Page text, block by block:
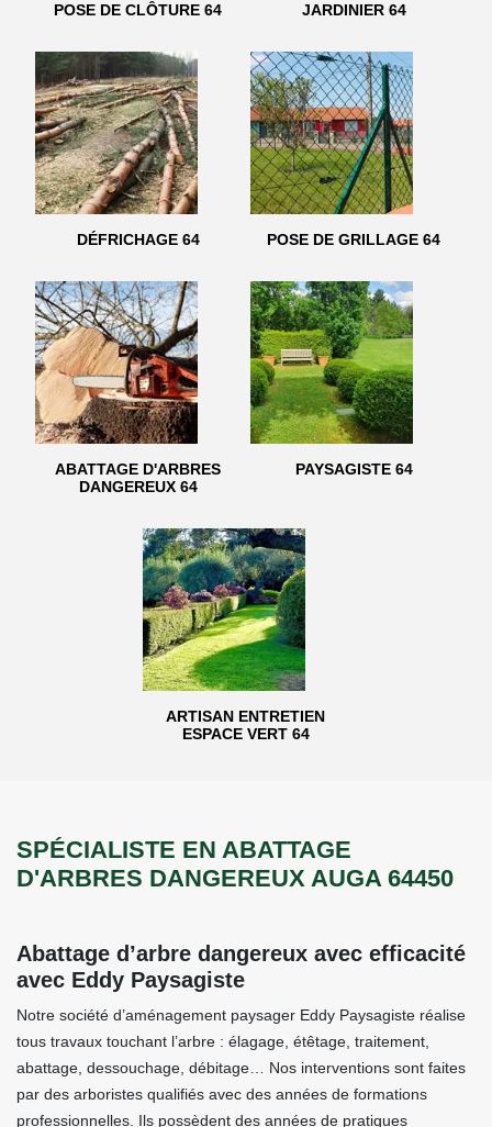
POSE DE CLÔTURE 64 JARDINIER 64
DÉFRICHAGE 64 POSE DE GRILLAGE 64
ABATTAGE D'ARBRES
DANGEREUX 64
PAYSAGISTE 64
ARTISAN ENTRETIEN
ESPACE VERT 64
SPÉCIALISTE EN ABATTAGE
D'ARBRES DANGEREUX AUGA 64450
Abattage d’arbre dangereux avec efficacité
avec Eddy Paysagiste
Notre société d’aménagement paysager Eddy Paysagiste réalise
tous travaux touchant l’arbre : élagage, étêtage, traitement,
abattage, dessouchage, débitage… Nos interventions sont faites
par des arboristes qualifiés avec des années de formations
professionnelles. Ils possèdent des années de pratiques